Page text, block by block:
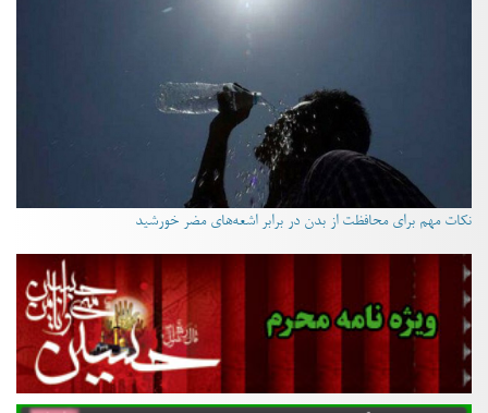
نکات مهم برای محافظت از بدن در برابر اشعه‌های مضر خورشید